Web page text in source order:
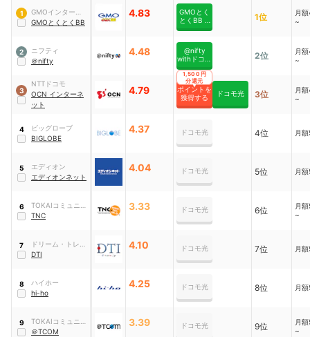
1
GMOインターネ
ット
GMOとくとくBB
4.83
GMOとく
とくBB ×
1位
月
~
2
ニフティ
＠nifty
4.48
@nifty
withドコモ
2位
月
~
3
NTTドコモ
OCN インターネ
ット
4.79
ポイントを
獲得する
1,500円
分還元
ドコモ光 3位
月
~
4
ビッグローブ
BIGLOBE
4.37 ドコモ光 4位 月
5
エディオン
エディオンネット
4.04 ドコモ光 5位 月
6
TOKAIコミュニケ
ーションズ
TNC
3.33 ドコモ光 6位
月
~
7
ドリーム・トレイ
ン・インターネッ
DTI
4.10 ドコモ光 7位 月
8
ハイホー
hi-ho
4.25 ドコモ光 8位 月
9
TOKAIコミュニケ
ーションズ
＠TCOM
3.39 ドコモ光 9位
月
~